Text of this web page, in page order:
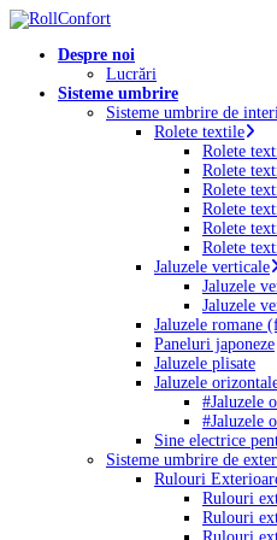
Skip
main
Menu
Despre noi
Lucrări
Sisteme umbrire
Sisteme umbrire de
Rolete textile
Rolete
Rolete
Rolete
Rolete
Rolete
Rolete
Jaluzele verticale
Jaluzele
Jaluzele
Jaluzele romane
Paneluri japoneze
Jaluzele plisate
Jaluzele
#Jaluzele
#Jaluzele
Sine electrice
Sisteme umbrire de
Rulouri
Rulouri
Rulouri